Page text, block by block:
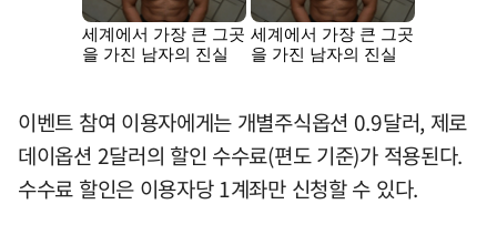
이벤트 참여 이용자에게는 개별주식옵션 0.9달러, 제로
데이옵션 2달러의 할인 수수료(편도 기준)가 적용된다.
수수료 할인은 이용자당 1계좌만 신청할 수 있다.